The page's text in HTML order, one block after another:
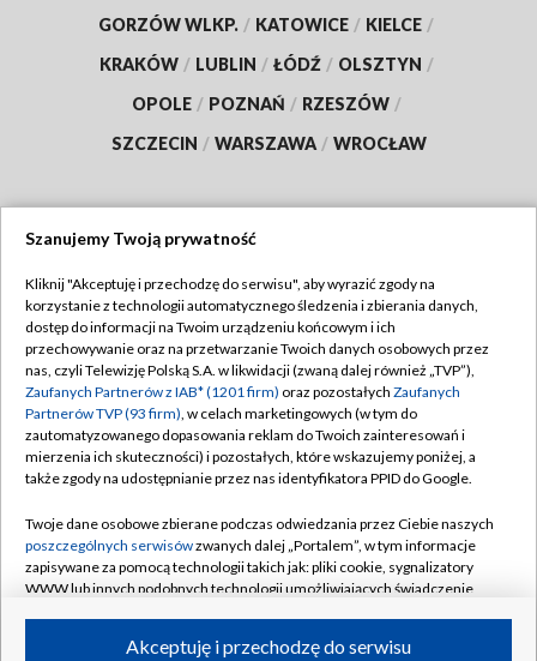
GORZÓW WLKP. / KATOWICE / KIELCE /
KRAKÓW / LUBLIN / ŁÓDŹ / OLSZTYN /
OPOLE / POZNAŃ / RZESZÓW /
SZCZECIN / WARSZAWA / WROCŁAW
TVP
Abonament TVP
Emisja w TVP
Centrum informacji TVP
Naziemna Telewizja Cyfrowa
Rada Programowa
System NOS
Informacje o nadawcy
Regulamin TVP
Polityka prywatności
Moje zgody
Pomoc
Kontakt
Kanały
Szanujemy Twoją prywatność
Kliknij "Akceptuję i przechodzę do serwisu", aby wyrazić zgody na
korzystanie z technologii automatycznego śledzenia i zbierania danych,
dostęp do informacji na Twoim urządzeniu końcowym i ich
przechowywanie oraz na przetwarzanie Twoich danych osobowych przez
nas, czyli Telewizję Polską S.A. w likwidacji (zwaną dalej również „TVP”),
Zaufanych Partnerów z IAB* (1201 firm) oraz pozostałych Zaufanych
Partnerów TVP (93 firm), w celach marketingowych (w tym do
zautomatyzowanego dopasowania reklam do Twoich zainteresowań i
mierzenia ich skuteczności) i pozostałych, które wskazujemy poniżej, a
także zgody na udostępnianie przez nas identyfikatora PPID do Google.
Twoje dane osobowe zbierane podczas odwiedzania przez Ciebie naszych
poszczególnych serwisówzwanych dalej „Portalem”, w tym informacje
zapisywane za pomocą technologii takich jak: pliki cookie, sygnalizatory
WWW lub innych podobnych technologii umożliwiających świadczenie
ruchu w Internecie.Akceptuję i przechodzę do serwisu